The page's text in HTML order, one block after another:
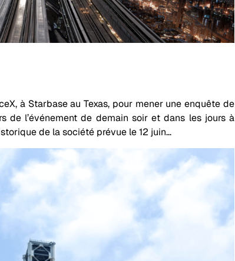
à Starbase au Texas, pour mener une enquête de
l’événement de demain soir et dans les jours à
de la société prévue le 12 juin…